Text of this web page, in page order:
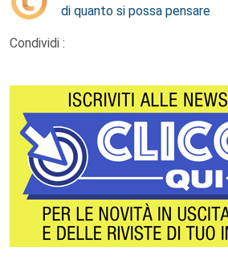
di quanto si possa pensare
Condividi :